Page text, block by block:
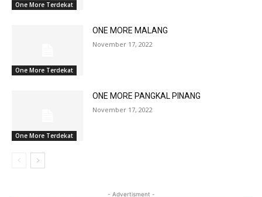
One More Terdekat
One More Terdekat
ONE MORE MALANG
November 17, 2022
One More Terdekat
ONE MORE PANGKAL PINANG
November 17, 2022
- Advertisment -